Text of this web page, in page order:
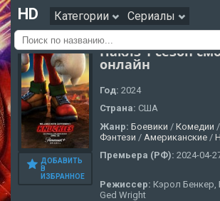
HD Категории Сериалы
ДОБАВИТЬ
В
ИЗБРАННОЕ
Наклз 1 сезон
онлайн
Год: 2024
Страна: США
Жанр: Боевики / Комедии /
Фэнтези / Американские /
Премьера (РФ): 2024-04-
Режиссер: Кэрол Бенкер,
Ged Wright